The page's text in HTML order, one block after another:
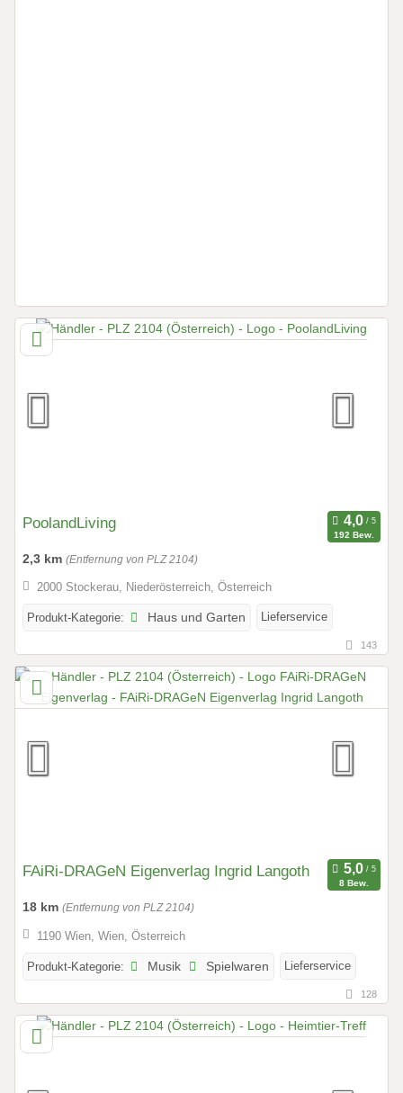
PoolandLiving
192 Bew.
2,3 km (Entfernung von PLZ 2104)
2000 Stockerau, Niederösterreich, Österreich
Produkt-Kategorie: Haus und Garten Lieferservice
143
FAiRi-DRAGeN Eigenverlag Ingrid Langoth
8 Bew.
18 km (Entfernung von PLZ 2104)
1190 Wien, Wien, Österreich
Produkt-Kategorie: Musik Spielwaren Lieferservice
128